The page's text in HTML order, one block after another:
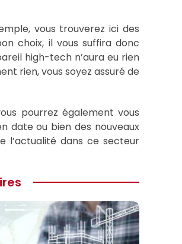
vous trouverez ici des
choix, il vous suffira donc
high-tech n’aura eu rien
rien, vous soyez assuré de
pourrez également vous
date ou bien des nouveaux
l’actualité dans ce secteur